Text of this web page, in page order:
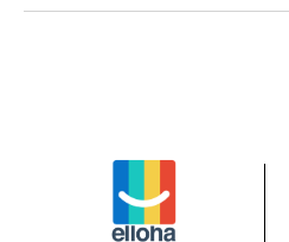
question d'envie.